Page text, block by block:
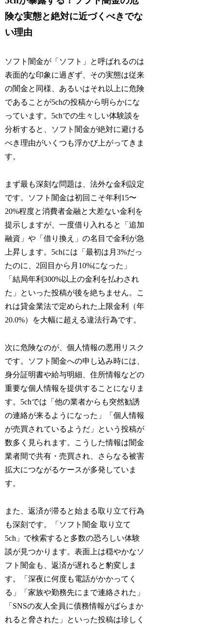
険な実態と絶対に近づくべきでな
い理由
ソフト闇金が「ソフト」と呼ばれるのは
表面的な印象に過ぎず、その実態は従来
の闇金と同様、あるいはそれ以上に危険
であることが5chの投稿から明らかにな
っています。5chでの生々しい体験談を
分析すると、ソフト闇金が絶対に避ける
べき理由がいくつも浮かび上がってきま
す。
まず最も深刻な問題は、法外な金利設定
です。ソフト闇金は初回こそ年利15〜
20%程度と消費者金融と大差ない金利を
提示しますが、一度借り入れると「追加
融資」や「借り換え」の名目で金利が急
上昇します。5chには「最初は月3%だっ
たのに、2回目から月10%になった」
「結局年利300%以上の金利を払わされ
た」といった投稿が後を絶ちません。こ
れは貸金業法で定められた上限金利（年
20.0%）を大幅に超える違法行為です。
次に危険なのが、個人情報の悪用リスク
です。ソフト闇金への申し込み時には、
身分証明書や給与明細、住所情報などの
重要な個人情報を提供することになりま
す。5chでは「他の業者からも突然勧誘
の連絡が来るようになった」「個人情報
が売買されているようだ」という投稿が
数多く見られます。こうした情報は闇金
業者間で共有・売買され、さらなる被害
拡大につながるケースが多発していま
す。
また、返済が滞ると始まる取り立て行為
も深刻です。「ソフト闇金 取り立て
5ch」で検索すると多数の恐ろしい体験
談が見つかります。表面上は穏やかなソ
フト闇金も、返済が遅れると豹変しま
す。「深夜に何度も電話がかかってく
る」「家族や勤務先にまで連絡された」
「SNSの友人全員に債務情報がばらまか
れると脅された」といった投稿は珍しく